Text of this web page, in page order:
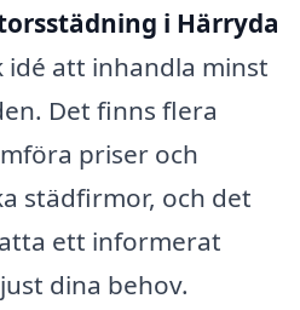
i Härryda
idé att inhandla minst
Det finns flera
priser och
städfirmor, och det
ett informerat
dina behov.